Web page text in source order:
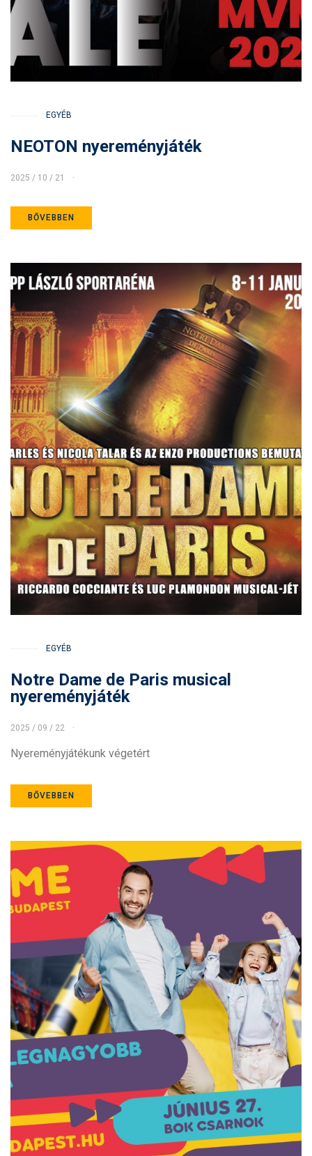
EGYÉB
NEOTON nyereményjáték
2025 / 10 / 21
BŐVEBBEN
EGYÉB
Notre Dame de Paris musical
nyereményjáték
2025 / 09 / 22
Nyereményjátékunk végetért
BŐVEBBEN